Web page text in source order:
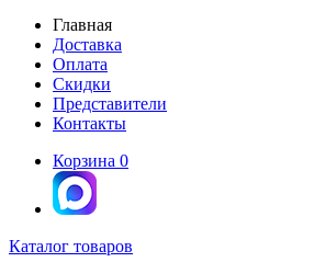
Главная
Доставка
Оплата
Скидки
Представители
Контакты
Корзина 0
Каталог товаров